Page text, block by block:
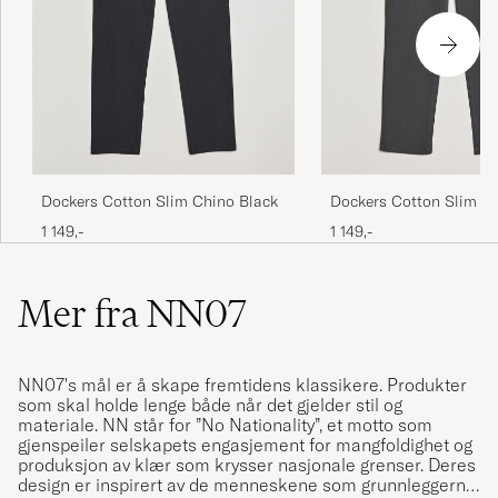
Dockers Cotton Slim Chino Black
1 149,-
Dockers Cotton Slim
Steelhead
1 149,-
Mer fra NN07
NN07's mål er å skape fremtidens klassikere. Produkter
som skal holde lenge både når det gjelder stil og
materiale. NN står for ”No Nationality”, et motto som
gjenspeiler selskapets engasjement for mangfoldighet og
produksjon av klær som krysser nasjonale grenser. Deres
design er inspirert av de menneskene som grunnleggerne